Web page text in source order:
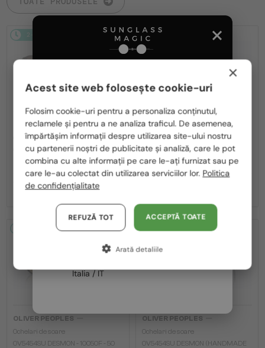
2-4 ZILE
OLIVER PEOPLES—
Ochelari de soare
OV5349S REMICK - 1756Q1 - 50
1 229 RON
2-4 ZILE
OLIVER PEOPLES—
Ochelari de soare
OV1353ST TK-13 TITANIUM
(HANMADE IN JAPAN) - 5035Q1 - 52
OLIVER PEOPLES
Ochelari de soare
OV5454SU DESMON - 10050F - 50
OLIVER PEOPLES
Ochelari de soare
OV5454SU DESMON (HANDMADE
România / RO
Polska / PL
Magyarország / HU
United Arab Emirates / EN
Austria / AT
Germania / DE
Franța / FR
Italia / IT
×
Acest site web folosește cookie-uri
Folosim cookie-uri pentru a personaliza conținutul,
reclamele și pentru a ne analiza traficul. De asemenea,
împărtășim informații despre utilizarea site-ului nostru
cu partenerii noștri de publicitate și analiză, care le pot
combina cu alte informații pe care le-ați furnizat sau pe
care le-au colectat din utilizarea serviciilor lor. Politica
de confidențialitate
ACCEPTĂ TOATE
REFUZĂ TOT
Arată detaliile